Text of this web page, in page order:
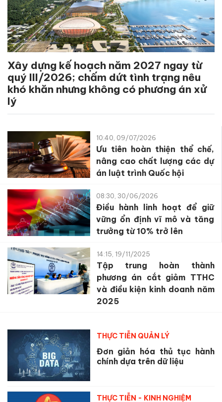
Xây dựng kế hoạch năm 2027 ngay từ
quý III/2026; chấm dứt tình trạng nêu
khó khăn nhưng không có phương án xử
lý
10:40, 09/07/2026
Ưu tiên hoàn thiện thể chế,
nâng cao chất lượng các dự
án luật trình Quốc hội
08:30, 30/06/2026
Điều hành linh hoạt để giữ
vững ổn định vĩ mô và tăng
trưởng từ 10% trở lên
14:15, 19/11/2025
Tập trung hoàn thành
phương án cắt giảm TTHC
và điều kiện kinh doanh năm
2025
THỰC TIỄN QUẢN LÝ
Đơn giản hóa thủ tục hành
chính dựa trên dữ liệu
THỰC TIỄN - KINH NGHIỆM